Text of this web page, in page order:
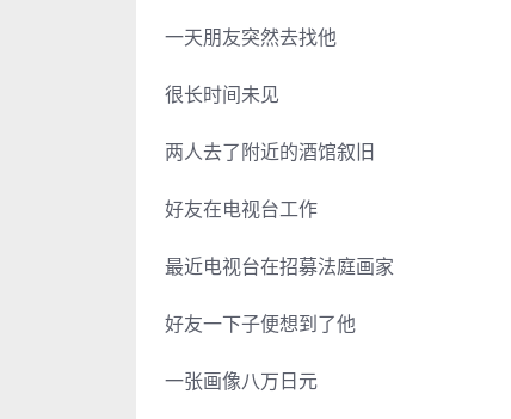
一天朋友突然去找他
很长时间未见
两人去了附近的酒馆叙旧
好友在电视台工作
最近电视台在招募法庭画家
好友一下子便想到了他
一张画像八万日元